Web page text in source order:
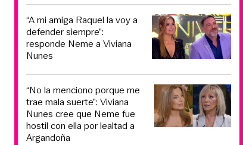
“A mi amiga Raquel la voy a
defender siempre”:
responde Neme a Viviana
Nunes
“No la menciono porque me
trae mala suerte”: Viviana
Nunes cree que Neme fue
hostil con ella por lealtad a
Argandoña